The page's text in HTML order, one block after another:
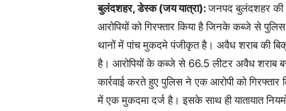
बुलंदशहर, डेस्क (जय यात्रा):जनपद बुलंदशहर की
आरोपियों को गिरफ्तार किया है जिनके कब्जे से
थानों में पांच मुकदमे पंजीकृत है। अवैध शराब की
है। आरोपियों के कब्जे से 66.5 लीटर अवैध शराब
कार्रवाई करते हुए पुलिस ने एक आरोपी को
में एक मुकदमा दर्ज है। इसके साथ ही यातायात